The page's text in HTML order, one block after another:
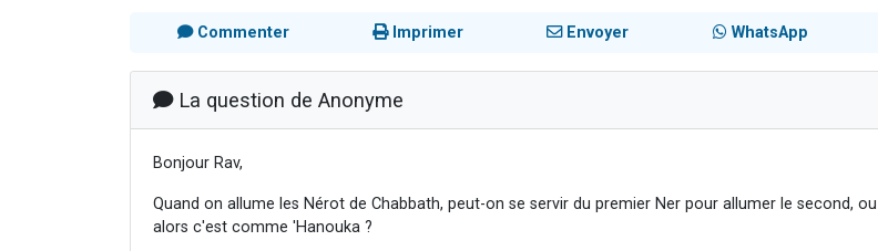
Commenter Imprimer Envoyer WhatsApp
La question de Anonyme
Bonjour Rav,
Quand on allume les Nérot de Chabbath, peut-on se servir du premier Ner pour allumer le second, ou
alors c'est comme 'Hanouka ?